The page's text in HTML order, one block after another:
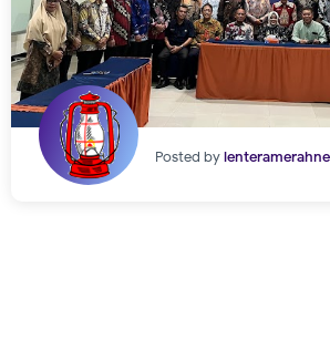
Posted by